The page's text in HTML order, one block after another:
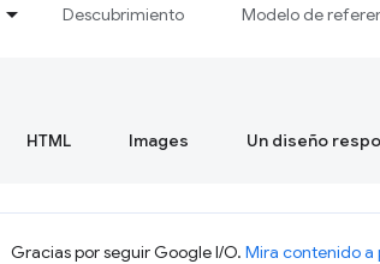
Descubrimiento Modelo de
HTML Images Un diseño
Gracias por seguir Google I/O. Mira contenido a